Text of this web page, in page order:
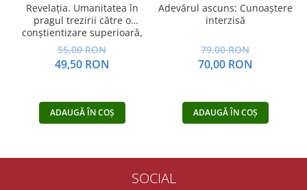
Revelația. Umanitatea în
pragul trezirii către o
conştientizare superioară,
volumul 2
55,00 RON
49,50 RON
ADAUGĂ ÎN COȘ
Adevărul ascuns: Cunoaștere
interzisă
79,00 RON
70,00 RON
ADAUGĂ ÎN COȘ
SOCIAL